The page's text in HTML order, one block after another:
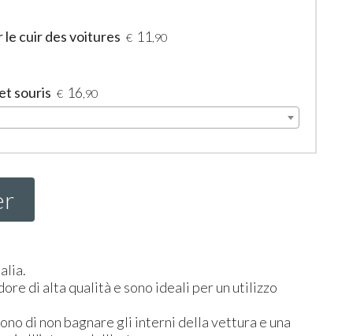
cuir des voitures € 11 ,90
souris € 16 ,90
di alta qualità e sono ideali per un utilizzo
di non bagnare gli interni della vettura e una